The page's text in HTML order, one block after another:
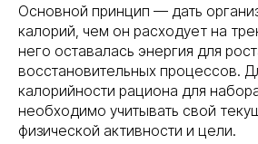
Основной принцип — дать
калорий, чем он расходует на
него оставалась энергия для
восстановительных процессов.
калорийности рациона для
необходимо учитывать свой
физической активности и цели.